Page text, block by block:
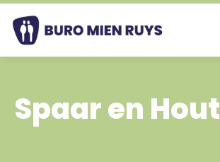
Ga
naar
inhoud
Spaar en Hout